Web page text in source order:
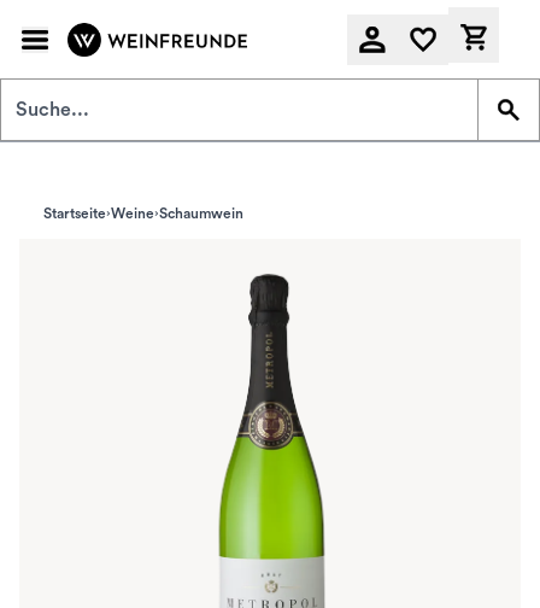
Startseite Weine Schaumwein